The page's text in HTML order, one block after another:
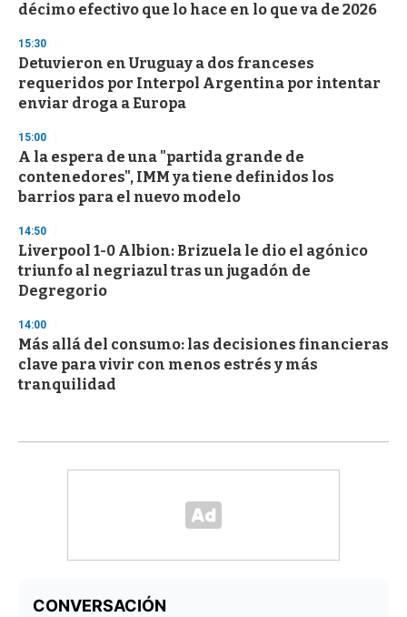
décimo efectivo que lo hace en lo que va de 2026
15:30
Detuvieron en Uruguay a dos franceses
requeridos por Interpol Argentina por intentar
enviar droga a Europa
15:00
A la espera de una "partida grande de
contenedores", IMM ya tiene definidos los
barrios para el nuevo modelo
14:50
Liverpool 1-0 Albion: Brizuela le dio el agónico
triunfo al negriazul tras un jugadón de
Degregorio
14:00
Más allá del consumo: las decisiones financieras
clave para vivir con menos estrés y más
tranquilidad